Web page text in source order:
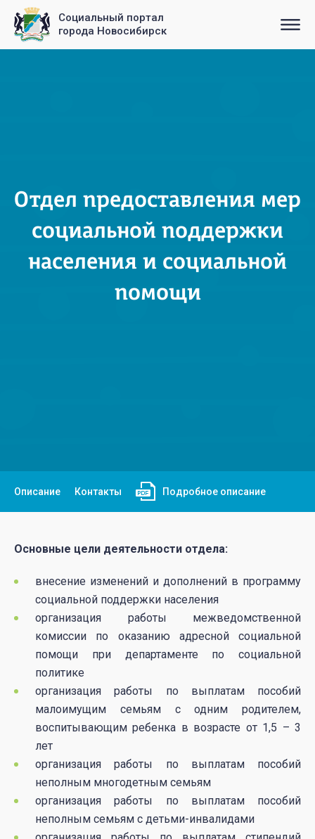
Социальный портал
города Новосибирск
Отдел предоставления мер
социальной поддержки
населения и социальной
помощи
Описание Контакты Подробное описание
Основные цели деятельности отдела:
внесение изменений и дополнений в программу
социальной поддержки населения
организация работы межведомственной
комиссии по оказанию адресной социальной
помощи при департаменте по социальной
политике
организация работы по выплатам пособий
малоимущим семьям с одним родителем,
воспитывающим ребенка в возрасте от 1,5 – 3
лет
организация работы по выплатам пособий
неполным многодетным семьям
организация работы по выплатам пособий
неполным семьям с детьми-инвалидами